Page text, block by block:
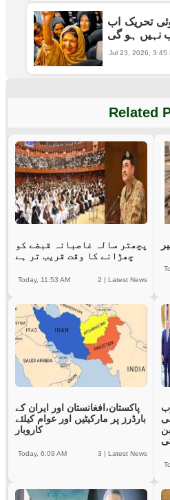
تحریک اب
نہیں ہو گی
Jul 23, 2026, 3:45
Related
پچھتر سالہ غاصبانہ قبضے کو
چھڑانے کا وقت قریب تر ہے
2 | Latest News
Today, 11:53 AM
پاکستان،افغانستان اور ایران کے
بارڈرز پر مارکیٹیں اور عوام کیلئے
کاروبار
3 | Latest News
Today, 6:09 AM